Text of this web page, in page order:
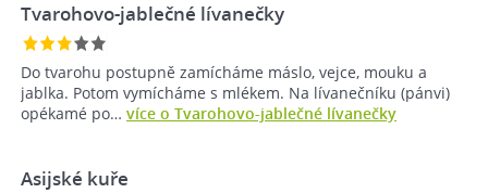
Tvarohovo-jablečné lívanečky
Do tvarohu postupně zamícháme máslo, vejce, mouku a
jablka. Potom vymícháme s mlékem. Na lívanečníku (pánvi)
opékamé po… více o Tvarohovo-jablečné lívanečky
Asijské kuře